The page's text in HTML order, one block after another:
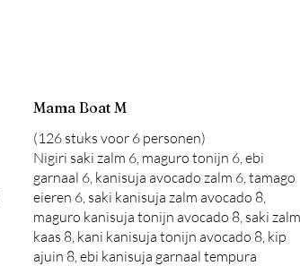
Mama Boat M
(126 stuks voor 6 personen)
Nigiri saki zalm 6, maguro tonijn 6, ebi
garnaal 6, kanisuja avocado zalm 6, tamago
eieren 6, saki kanisuja zalm avocado 8,
maguro kanisuja tonijn avocado 8, saki zalm
kaas 8, kani kanisuja tonijn avocado 8, kip
ajuin 8, ebi kanisuja garnaal tempura